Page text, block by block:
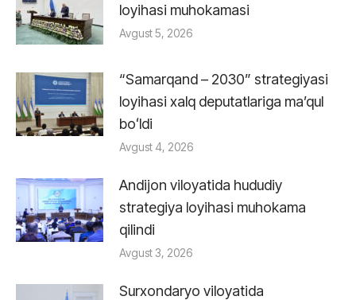
loyihasi muhokamasi
Avgust 5, 2026
“Samarqand – 2030” strategiyasi
loyihasi xalq deputatlariga maʼqul
boʻldi
Avgust 4, 2026
Andijon viloyatida hududiy
strategiya loyihasi muhokama
qilindi
Avgust 3, 2026
Surxondaryo viloyatida